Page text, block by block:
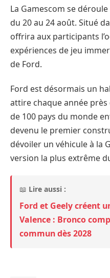
La Gamescom se
du 20 au 24 août. Situé
offrira aux participants
expériences de jeu
de Ford.
Ford est désormais un
attire chaque année près
de 100 pays du monde
devenu le premier
dévoiler un véhicule à la
version la plus extrême
📖 Lire aussi :
Ford et Geely créent
Valence : Bronco
commun dès 2028